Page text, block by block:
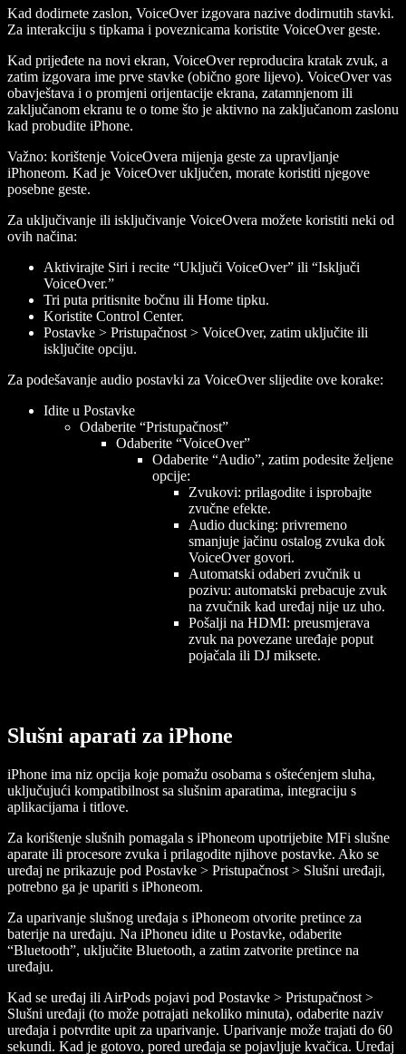
Kad dodirnete zaslon, VoiceOver izgovara nazive dodirnutih stavki.
Za interakciju s tipkama i poveznicama koristite VoiceOver geste.
Kad prijeđete na novi ekran, VoiceOver reproducira kratak zvuk, a
zatim izgovara ime prve stavke (obično gore lijevo). VoiceOver vas
obavještava i o promjeni orijentacije ekrana, zatamnjenom ili
zaključanom ekranu te o tome što je aktivno na zaključanom zaslonu
kad probudite iPhone.
Važno: korištenje VoiceOvera mijenja geste za upravljanje
iPhoneom. Kad je VoiceOver uključen, morate koristiti njegove
posebne geste.
Za uključivanje ili isključivanje VoiceOvera možete koristiti neki od
ovih načina:
Aktivirajte Siri i recite “Uključi VoiceOver” ili “Isključi
VoiceOver.”
Tri puta pritisnite bočnu ili Home tipku.
Koristite Control Center.
Postavke > Pristupačnost > VoiceOver, zatim uključite ili
isključite opciju.
Za podešavanje audio postavki za VoiceOver slijedite ove korake:
Idite u Postavke
Odaberite “Pristupačnost”
Odaberite “VoiceOver”
Odaberite “Audio”, zatim podesite željene
opcije:
Zvukovi: prilagodite i isprobajte
zvučne efekte.
Audio ducking: privremeno
smanjuje jačinu ostalog zvuka dok
VoiceOver govori.
Automatski odaberi zvučnik u
pozivu: automatski prebacuje zvuk
na zvučnik kad uređaj nije uz uho.
Pošalji na HDMI: preusmjerava
zvuk na povezane uređaje poput
pojačala ili DJ miksete.
Slušni aparati za iPhone
iPhone ima niz opcija koje pomažu osobama s oštećenjem sluha,
uključujući kompatibilnost sa slušnim aparatima, integraciju s
aplikacijama i titlove.
Za korištenje slušnih pomagala s iPhoneom upotrijebite MFi slušne
aparate ili procesore zvuka i prilagodite njihove postavke. Ako se
uređaj ne prikazuje pod Postavke > Pristupačnost > Slušni uređaji,
potrebno ga je upariti s iPhoneom.
Za uparivanje slušnog uređaja s iPhoneom otvorite pretince za
baterije na uređaju. Na iPhoneu idite u Postavke, odaberite
“Bluetooth”, uključite Bluetooth, a zatim zatvorite pretince na
uređaju.
Kad se uređaj ili AirPods pojavi pod Postavke > Pristupačnost >
Slušni uređaji (to može potrajati nekoliko minuta), odaberite naziv
uređaja i potvrdite upit za uparivanje. Uparivanje može trajati do 60
sekundi. Kad je gotovo, pored uređaja se pojavljuje kvačica. Uređaj